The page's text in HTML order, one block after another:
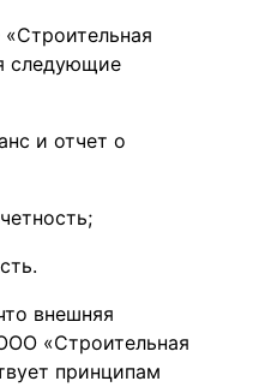
следующие
и отчет о
внешняя
«Строительная
принципам